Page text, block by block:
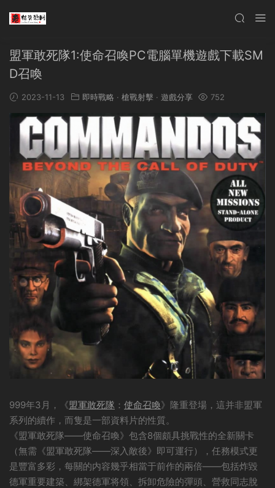
盟軍敢死隊1:使命召喚PC電腦單機遊戲下載SM
D召喚
2023-11-13 即時戰略 · 槍戰射擊 · 遊戲分享 752
999年3月，《盟軍敢死隊 ： 使命召喚》隆重登場，這并非盟軍
系列的續作，而隻是一部資料片的性質。
《盟軍敢死隊——使命召喚》包含8個頗具挑戰性的全新關卡
（無需《盟軍敢死隊——深入敵後》即可運行），任務模式更
是豐富多彩，每關的内容幾乎相當于前作的兩倍——包括炸毀
德軍重要建築、綁架德軍将領、拆卸危險的彈頭、營救同志脫